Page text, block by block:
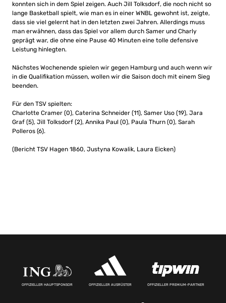
konnten sich in dem Spiel zeigen. Auch Jill Tolksdorf, die noch nicht so
lange Basketball spielt, wie man es in einer WNBL gewohnt ist, zeigte,
dass sie viel gelernt hat in den letzten zwei Jahren. Allerdings muss
man erwähnen, dass das Spiel vor allem durch Samer und Charly
geprägt war, die ohne eine Pause 40 Minuten eine tolle defensive
Leistung hinlegten.
Nächstes Wochenende spielen wir gegen Hamburg und auch wenn wir
in die Qualifikation müssen, wollen wir die Saison doch mit einem Sieg
beenden.
Für den TSV spielten:
Charlotte Cramer (0), Caterina Schneider (11), Samer Uso (19), Jara
Graf (5), Jill Tolksdorf (2), Annika Paul (0), Paula Thurn (0), Sarah
Polleros (6).
(Bericht TSV Hagen 1860, Justyna Kowalik, Laura Eicken)
OFFIZIELLER HAUPTSPONSOR OFFIZIELLER AUSRÜSTER OFFIZIELLER PREMIUM-PARTNER